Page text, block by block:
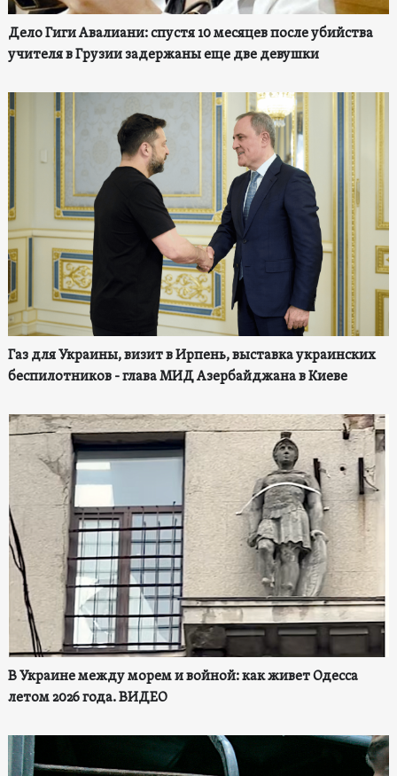
Дело Гиги Авалиани: спустя 10 месяцев после убийства
учителя в Грузии задержаны еще две девушки
Газ для Украины, визит в Ирпень, выставка украинских
беспилотников - глава МИД Азербайджана в Киеве
В Украине между морем и войной: как живет Одесса
летом 2026 года. ВИДЕО